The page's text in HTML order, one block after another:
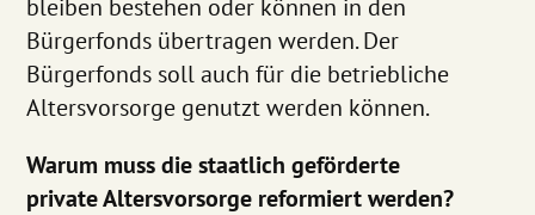
bleiben bestehen oder können in den
Bürgerfonds übertragen werden. Der
Bürgerfonds soll auch für die betriebliche
Altersvorsorge genutzt werden können.
Warum muss die staatlich geförderte
private Altersvorsorge reformiert werden?